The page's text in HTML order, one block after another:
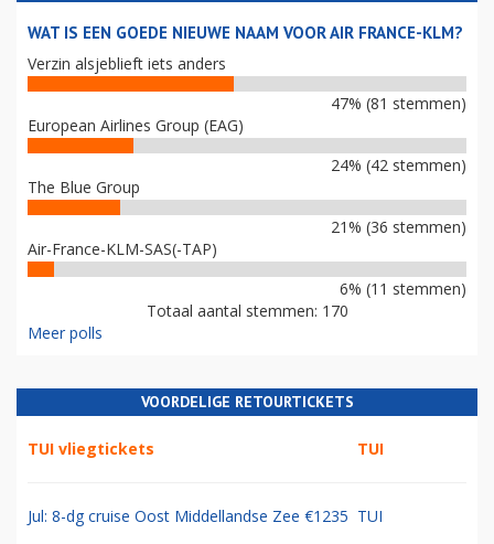
WAT IS EEN GOEDE NIEUWE NAAM VOOR AIR FRANCE-KLM?
Verzin alsjeblieft iets anders
47% (81 stemmen)
European Airlines Group (EAG)
24% (42 stemmen)
The Blue Group
21% (36 stemmen)
Air-France-KLM-SAS(-TAP)
6% (11 stemmen)
Totaal aantal stemmen: 170
Meer polls
VOORDELIGE RETOURTICKETS
TUI vliegtickets TUI
Jul: 8-dg cruise Oost Middellandse Zee €1235 TUI